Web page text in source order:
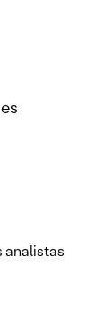
analistas